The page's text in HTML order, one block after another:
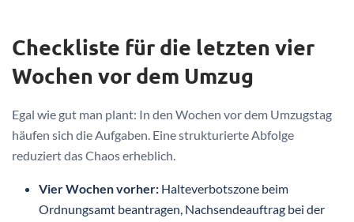
Checkliste für die letzten vier
Wochen vor dem Umzug
Egal wie gut man plant: In den Wochen vor dem Umzugstag
häufen sich die Aufgaben. Eine strukturierte Abfolge
reduziert das Chaos erheblich.
Vier Wochen vorher: Halteverbotszone beim
Ordnungsamt beantragen, Nachsendeauftrag bei der